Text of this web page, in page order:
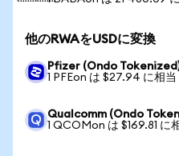
他のRWAをUSDに変換
Pfizer (Ondo
1 PFEon は $27.94 に相当
Qualcomm (Ondo
1 QCOMon は $169.81 に